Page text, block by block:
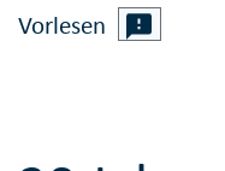
Vorlesen